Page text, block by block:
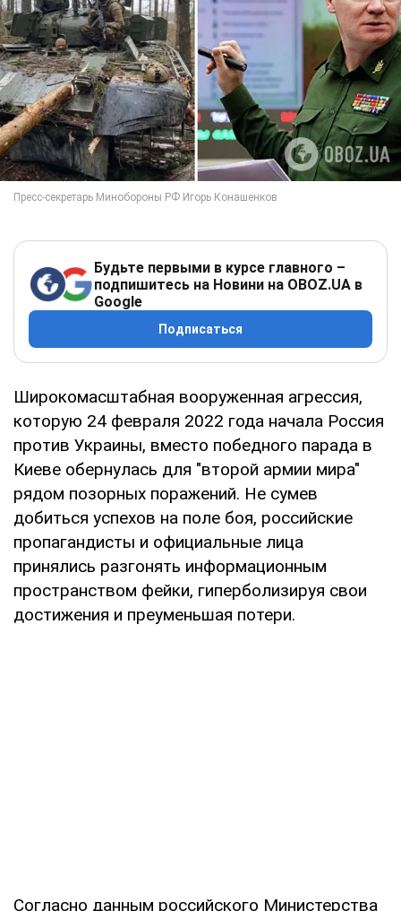
Будьте первыми в курсе главного –
подпишитесь на Новини на OBOZ.UA в
Google
Подписаться
Широкомасштабная вооруженная агрессия,
которую 24 февраля 2022 года начала Россия
против Украины, вместо победного парада в
Киеве обернулась для "второй армии мира"
рядом позорных поражений. Не сумев
добиться успехов на поле боя, российские
пропагандисты и официальные лица
принялись разгонять информационным
пространством фейки, гиперболизируя свои
достижения и преуменьшая потери.
Согласно данным российского Министерства